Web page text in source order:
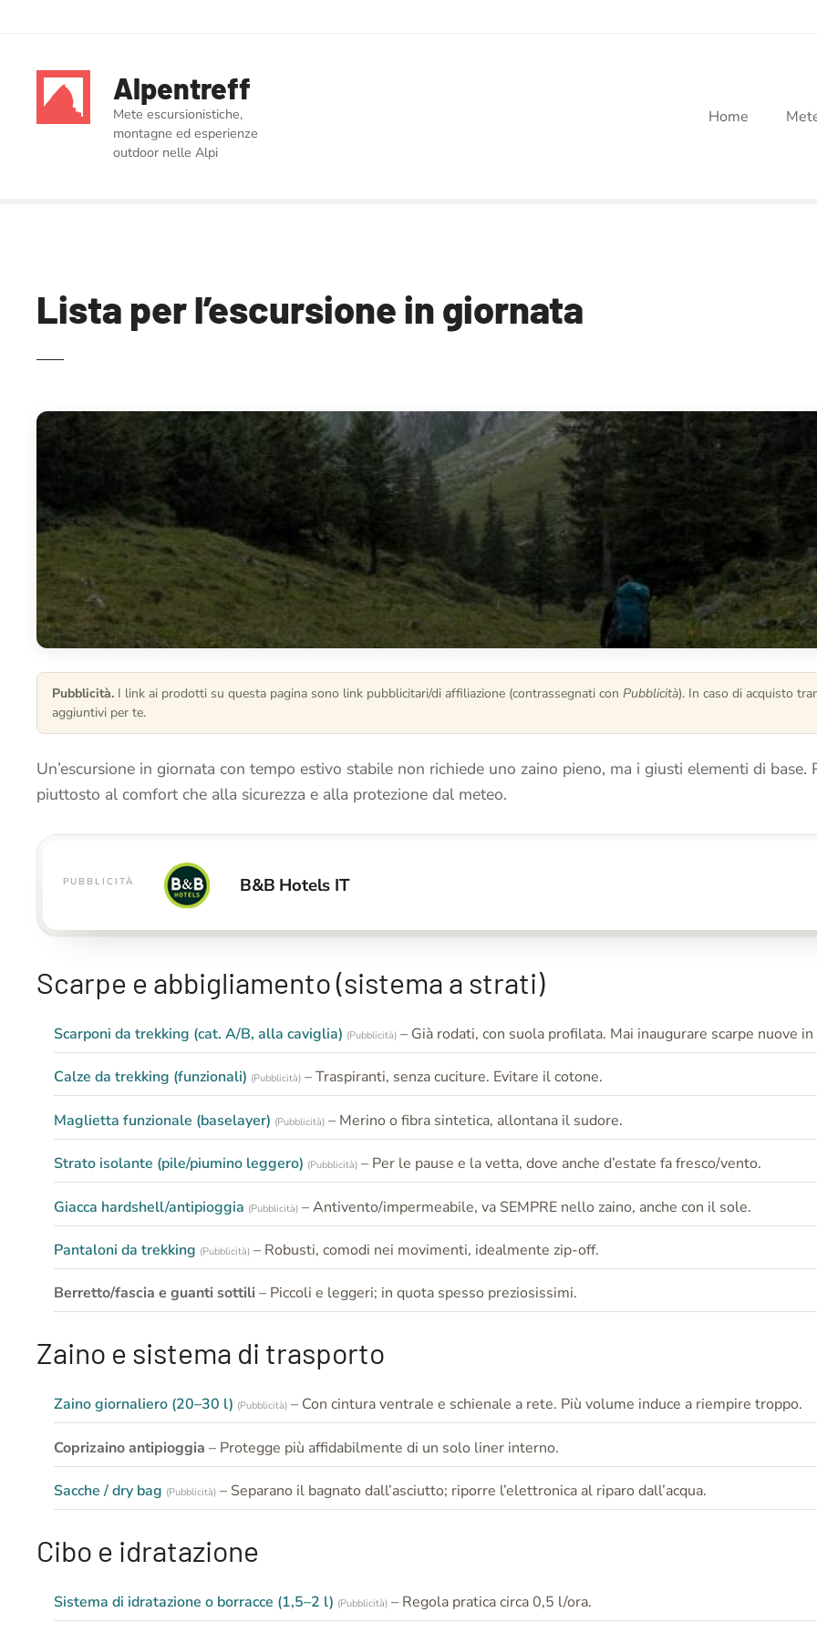
Alpentreff
Mete escursionistiche,
montagne ed esperienze
outdoor nelle Alpi
Home
Lista per l’escursione in giornata
Pubblicità. I link ai prodotti su questa pagina sono link pubblicitari/di affiliazione (contrassegnati con Pubblicità). In caso di acquisto
aggiuntivi per te.
Un’escursione in giornata con tempo estivo stabile non richiede uno zaino pieno, ma i giusti elementi di
piuttosto al comfort che alla sicurezza e alla protezione dal meteo.
PUBBLICITÀ B&B Hotels IT
Scarpe e abbigliamento (sistema a strati)
Scarponi da trekking (cat. A/B, alla caviglia) (Pubblicità) – Già rodati, con suola profilata. Mai inaugurare scarpe nuove
Calze da trekking (funzionali) (Pubblicità) – Traspiranti, senza cuciture. Evitare il cotone.
Maglietta funzionale (baselayer) (Pubblicità) – Merino o fibra sintetica, allontana il sudore.
Strato isolante (pile/piumino leggero) (Pubblicità) – Per le pause e la vetta, dove anche d’estate fa fresco/vento.
Giacca hardshell/antipioggia (Pubblicità) – Antivento/impermeabile, va SEMPRE nello zaino, anche con il sole.
Pantaloni da trekking (Pubblicità) – Robusti, comodi nei movimenti, idealmente zip-off.
Berretto/fascia e guanti sottili– Piccoli e leggeri; in quota spesso preziosissimi.
Zaino e sistema di trasporto
Zaino giornaliero (20–30 l) (Pubblicità) – Con cintura ventrale e schienale a rete. Più volume induce a riempire troppo.
Coprizaino antipioggia – Protegge più affidabilmente di un solo liner interno.
Sacche / dry bag (Pubblicità) – Separano il bagnato dall’asciutto; riporre l’elettronica al riparo dall’acqua.
Cibo e idratazione
Sistema di idratazione o borracce (1,5–2 l) (Pubblicità) – Regola pratica circa 0,5 l/ora.